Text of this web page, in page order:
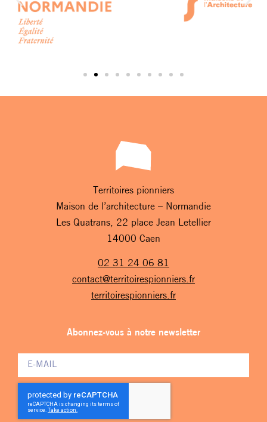
Territoires pionniers
Maison de l’architecture – Normandie
Les Quatrans, 22 place Jean Letellier
14000 Caen
02 31 24 06 81
contact@territoirespionniers.fr
territoirespionniers.fr
Abonnez-vous à notre newsletter